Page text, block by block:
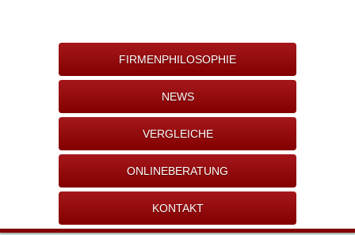
FIRMENPHILOSOPHIE
NEWS
VERGLEICHE
ONLINEBERATUNG
KONTAKT